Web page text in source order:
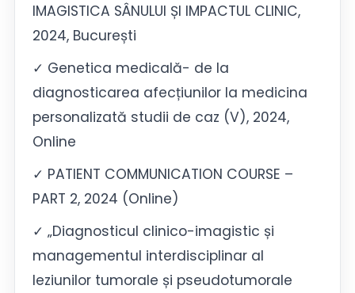
IMAGISTICA SÂNULUI ȘI IMPACTUL CLINIC,
2024, București
✓ Genetica medicală- de la
diagnosticarea afecțiunilor la medicina
personalizată studii de caz (V), 2024,
Online
✓ PATIENT COMMUNICATION COURSE –
PART 2, 2024 (Online)
✓ „Diagnosticul clinico-imagistic și
managementul interdisciplinar al
leziunilor tumorale și pseudotumorale